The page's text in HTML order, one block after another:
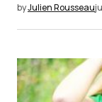
byJulien Rousseau